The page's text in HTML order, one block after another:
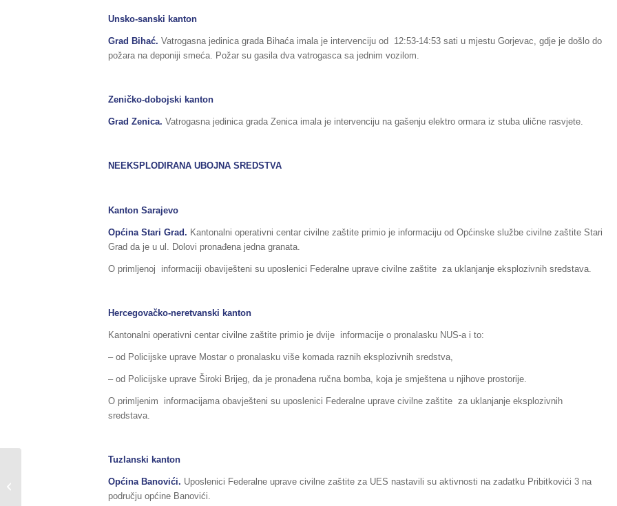
Unsko-sanski kanton
Grad Bihać. Vatrogasna jedinica grada Bihaća imala je intervenciju od 12:53-14:53 sati u mjestu Gorjevac, gdje je došlo do
požara na deponiji smeća. Požar su gasila dva vatrogasca sa jednim vozilom.
Zeničko-dobojski kanton
Grad Zenica. Vatrogasna jedinica grada Zenica imala je intervenciju na gašenju elektro ormara iz stuba ulične rasvjete.
NEEKSPLODIRANA UBOJNA SREDSTVA
Kanton Sarajevo
Općina Stari Grad. Kantonalni operativni centar civilne zaštite primio je informaciju od Općinske službe civilne zaštite Stari
Grad da je u ul. Dolovi pronađena jedna granata.
O primljenoj informaciji obaviješteni su uposlenici Federalne uprave civilne zaštite za uklanjanje eksplozivnih sredstava.
Hercegovačko-neretvanski kanton
Kantonalni operativni centar civilne zaštite primio je dvije informacije o pronalasku NUS-a i to:
– od Policijske uprave Mostar o pronalasku više komada raznih eksplozivnih sredstva,
– od Policijske uprave Široki Brijeg, da je pronađena ručna bomba, koja je smještena u njihove prostorije.
O primljenim informacijama obavješteni su uposlenici Federalne uprave civilne zaštite za uklanjanje eksplozivnih
sredstava.
Tuzlanski kanton
Općina Banovići. Uposlenici Federalne uprave civilne zaštite za UES nastavili su aktivnosti na zadatku Pribitkovići 3 na
području općine Banovići.
u Federaciji BiH, za dane
17./18.04.2018.godine,...